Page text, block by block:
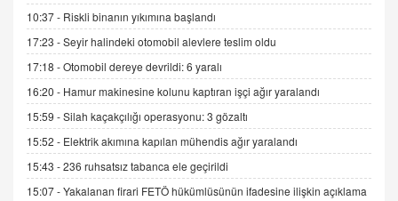
İNCİ GÜL AKÖL
Trump Keşke Adana'yı da Ziyaret Etse...
06.07.2026 13:00
ADEM AKÖL
Esed Destekçilerinin Yüzüne Vurulan Şamar:
Sednaya
11.12.2024 12:30
10:37 - Riskli binanın yıkımına başlandı
17:23 -Seyir halindeki otomobil alevlere teslim oldu
17:18 -Otomobil dereye devrildi: 6 yaralı
16:20 - Hamur makinesine kolunu kaptıran işçi ağır yaralandı
15:59 -Silah kaçakçılığı operasyonu: 3 gözaltı
15:52 - Elektrik akımına kapılan mühendis ağır yaralandı
15:43 -236 ruhsatsız tabanca ele geçirildi
15:07 -Yakalanan firari FETÖ hükümlüsünün ifadesine ilişkin açıklama